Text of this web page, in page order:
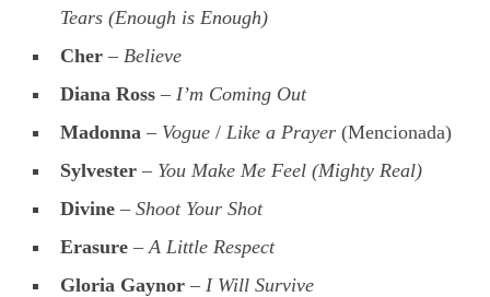
Tears (Enough is Enough)
Cher – Believe
Diana Ross – I’m Coming Out
Madonna – Vogue / Like a Prayer (Mencionada)
Sylvester – You Make Me Feel (Mighty Real)
Divine – Shoot Your Shot
Erasure – A Little Respect
Gloria Gaynor – I Will Survive